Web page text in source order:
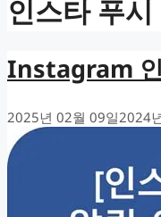
인스타 푸
Instagram 인
2025년 02월 09일2024